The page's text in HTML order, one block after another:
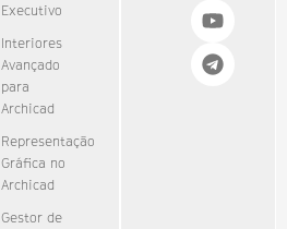
Executivo
Interiores
Avançado
para
Archicad
Representação
Gráfica no
Archicad
Gestor de